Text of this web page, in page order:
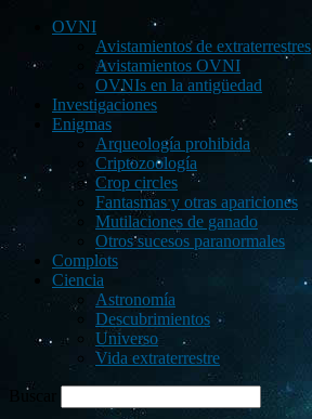
OVNI
Avistamientos de extraterrestres
Avistamientos OVNI
OVNIs en la antigüedad
Investigaciones
Enigmas
Arqueología prohibida
Criptozoología
Crop circles
Fantasmas y otras apariciones
Mutilaciones de ganado
Otros sucesos paranormales
Complots
Ciencia
Astronomía
Descubrimientos
Universo
Vida extraterrestre
Buscar